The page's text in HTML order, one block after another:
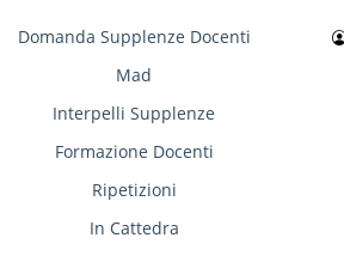
Domanda Supplenze Docenti
Mad
Interpelli Supplenze
Formazione Docenti
Ripetizioni
In Cattedra